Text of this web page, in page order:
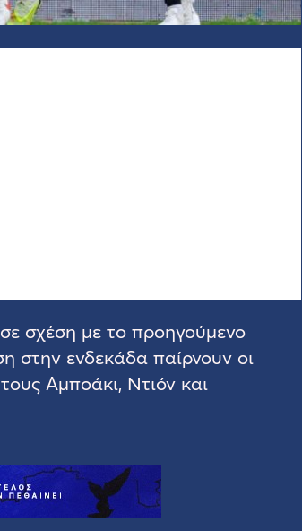
σχέση με το προηγούμενο
στην ενδεκάδα παίρνουν οι
Αμποάκι, Ντιόν και